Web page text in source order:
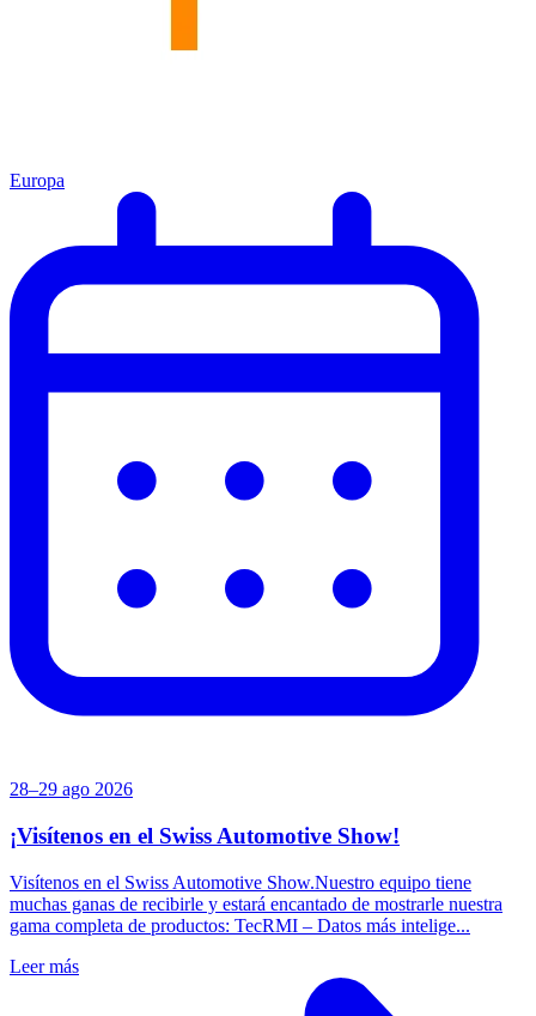
Europa
28–29 ago 2026
¡Visítenos en el Swiss Automotive Show!
Visítenos en el Swiss Automotive Show.Nuestro equipo tiene
muchas ganas de recibirle y estará encantado de mostrarle nuestra
gama completa de productos: TecRMI – Datos más intelige...
Leer más